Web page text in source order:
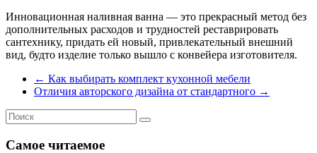
Инновационная наливная ванна — это прекрасный метод без
дополнительных расходов и трудностей реставрировать
сантехнику, придать ей новый, привлекательный внешний
вид, будто изделие только вышло с конвейера изготовителя.
← Как выбирать комплект кухонной мебели
Отличия авторского дизайна от стандартного →
Самое читаемое